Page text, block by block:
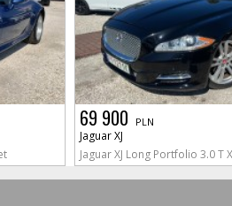
69 900 PLN
Jaguar XJ
Jaguar XJ Long Portfolio 3.0 T